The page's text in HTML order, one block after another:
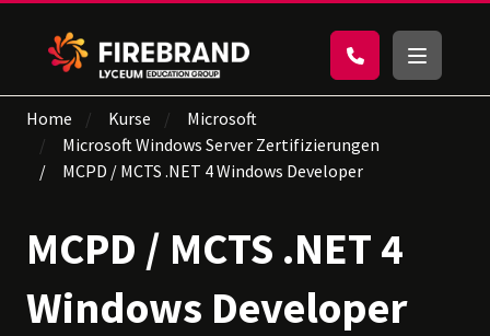
Home Kurse
Microsoft
Microsoft Windows Server Zertifizierungen
MCPD / MCTS .NET 4 Windows Developer
MCPD / MCTS .NET 4
Windows Developer